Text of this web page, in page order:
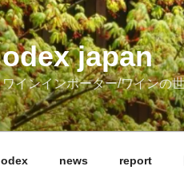
odex japan
ワインインポーター/ワインの
odex news report